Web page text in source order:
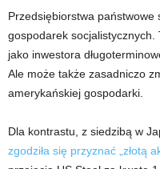
Przedsiębiorstwa
gospodarek socjalistycznych.
jako inwestora
Ale może także zasadniczo
amerykańskiej gospodarki.
Dla kontrastu, z siedzibą w
zgodziła się przyznać „złotą